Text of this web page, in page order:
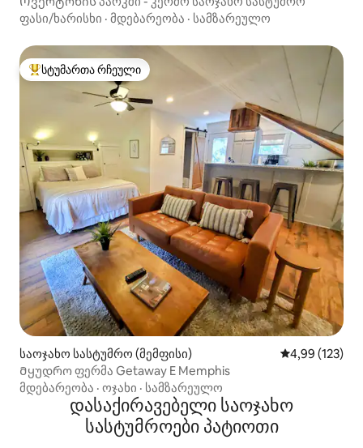
ფასი/ხარისხი · მდებარეობა · სამზარეულო
სტუმართა რჩეული მოწინავე ვარიანტი
სტუმართა რჩეული
საოჯახო სასტუმრო (მემფისი) საშუალო
4,99 (123)
Მყუდრო ფერმა Getaway E Memphis
მდებარეობა · ოჯახი · სამზარეულო
დასაქირავებელი საოჯახო
სასტუმროები პატიოთი